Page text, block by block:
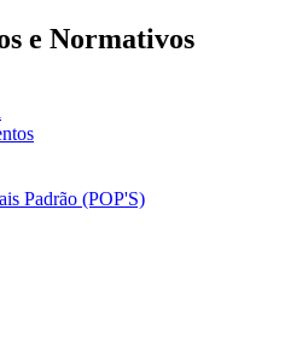
e Normativos
Padrão (POP'S)